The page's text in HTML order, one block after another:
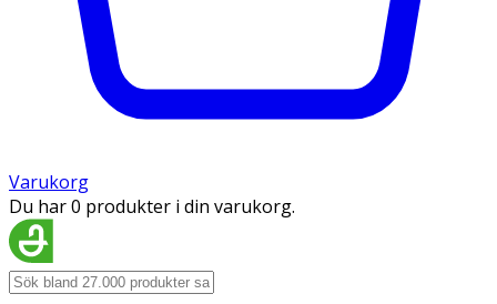
Varukorg
Du har 0 produkter i din varukorg.